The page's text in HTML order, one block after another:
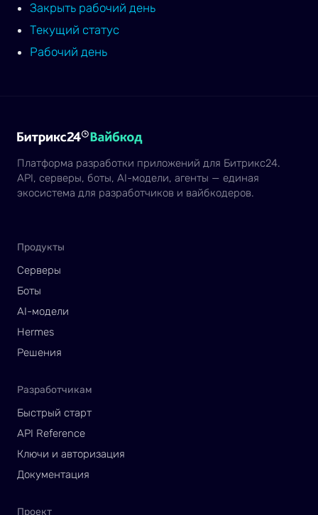
Закрыть рабочий день
Текущий статус
Рабочий день
Платформа разработки приложений для Битрикс24.
API, серверы, боты, AI-модели, агенты — единая
экосистема для разработчиков и вайбкодеров.
Продукты
Серверы
Боты
AI-модели
Hermes
Решения
Разработчикам
Быстрый старт
API Reference
Ключи и авторизация
Документация
Проект